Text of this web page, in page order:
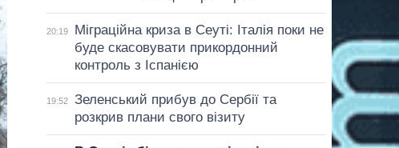
20:19
Міграційна криза в Сеуті: Італія поки не
буде скасовувати прикордонний
контроль з Іспанією
19:52
Зеленський прибув до Сербії та
розкрив плани свого візиту